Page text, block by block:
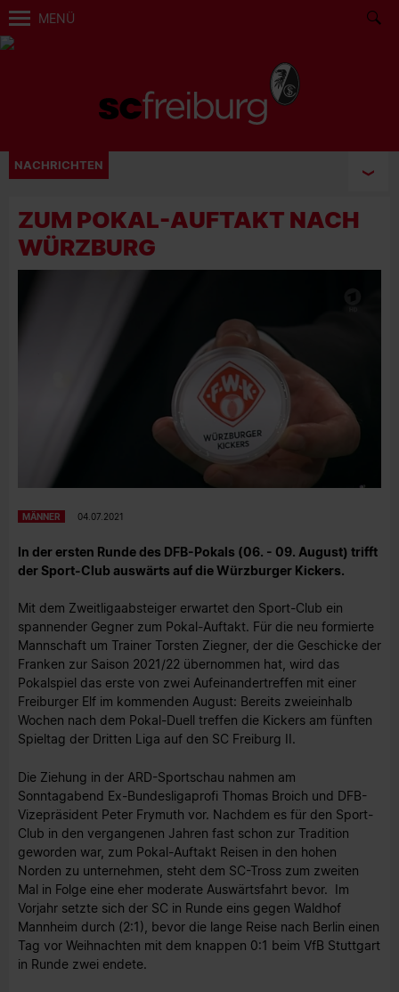
MENÜ
NACHRICHTEN
ZUM POKAL-AUFTAKT NACH
WÜRZBURG
MÄNNER 04.07.2021
In der ersten Runde des DFB-Pokals (06. - 09. August) trifft
der Sport-Club auswärts auf die Würzburger Kickers.
Mit dem Zweitligaabsteiger erwartet den Sport-Club ein
spannender Gegner zum Pokal-Auftakt. Für die neu formierte
Mannschaft um Trainer Torsten Ziegner, der die Geschicke der
Franken zur Saison 2021/22 übernommen hat, wird das
Pokalspiel das erste von zwei Aufeinandertreffen mit einer
Freiburger Elf im kommenden August: Bereits zweieinhalb
Wochen nach dem Pokal-Duell treffen die Kickers am fünften
Spieltag der Dritten Liga auf den SC Freiburg II.
Die Ziehung in der ARD-Sportschau nahmen am
Sonntagabend Ex-Bundesligaprofi Thomas Broich und DFB-
Vizepräsident Peter Frymuth vor. Nachdem es für den Sport-
Club in den vergangenen Jahren fast schon zur Tradition
geworden war, zum Pokal-Auftakt Reisen in den hohen
Norden zu unternehmen, steht dem SC-Tross zum zweiten
Mal in Folge eine eher moderate Auswärtsfahrt bevor. Im
Vorjahr setzte sich der SC in Runde eins gegen Waldhof
Mannheim durch (2:1), bevor die lange Reise nach Berlin einen
Tag vor Weihnachten mit dem knappen 0:1 beim VfB Stuttgart
in Runde zwei endete.